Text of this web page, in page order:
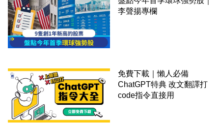
李聲揚專欄
免費下載｜懶人必備
ChatGPT特典 改文翻譯打
code指令直接用